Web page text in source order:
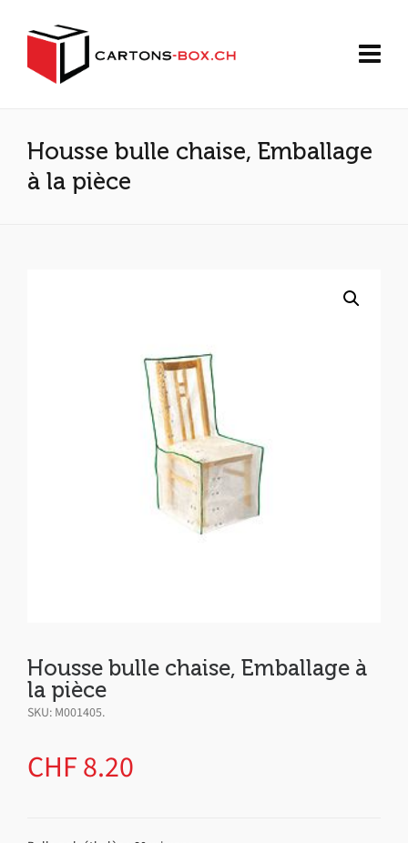
Housse bulle chaise, Emballage
à la pièce
Housse bulle chaise, Emballage à
la pièce
SKU: M001405.
CHF8.20